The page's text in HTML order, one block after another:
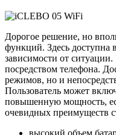
Дорогое решение, но
функций. Здесь доступна
зависимости от
посредством телефона.
режимов, но и
Пользователь может
повышенную мощность,
очевидных преимуществ
высокий объем